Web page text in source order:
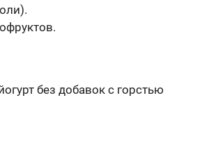
без добавок с горстью